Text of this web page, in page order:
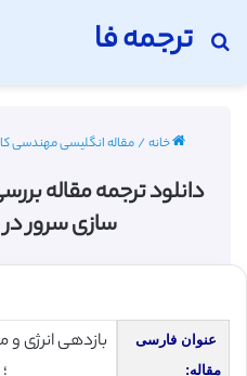
ترجمه فا
جستجو برای
خانه/مقاله انگلیسی مهندسی
دانلود ترجمه مقاله
سازی سرور
عنوان فارسی
مقاله:
بازدهی انرژی و